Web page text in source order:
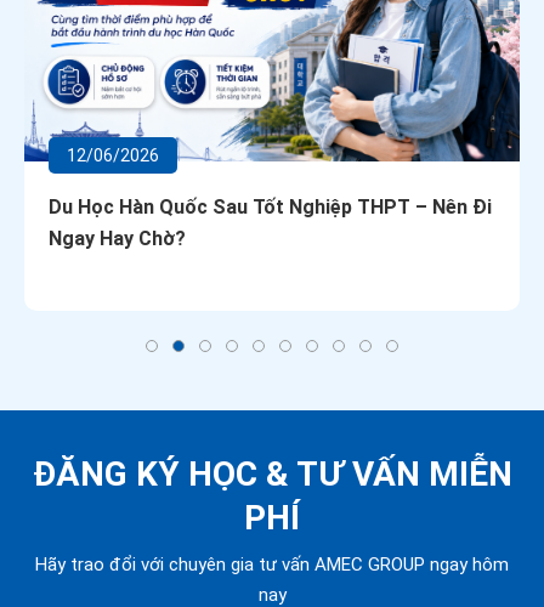
12/06/2026
Du Học Hàn Quốc Sau Tốt Nghiệp THPT – Nên Đi
Ngay Hay Chờ?
ĐĂNG KÝ HỌC & TƯ VẤN MIỄN
PHÍ
Hãy trao đổi với chuyên gia tư vấn AMEC GROUP ngay hôm
nay